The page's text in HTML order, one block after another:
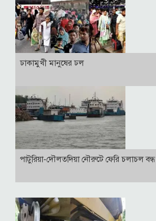
ঢাকামুখী মানুষের ঢল
পাটুরিয়া-দৌলতদিয়া নৌরুটে ফেরি চলাচল বন্ধ